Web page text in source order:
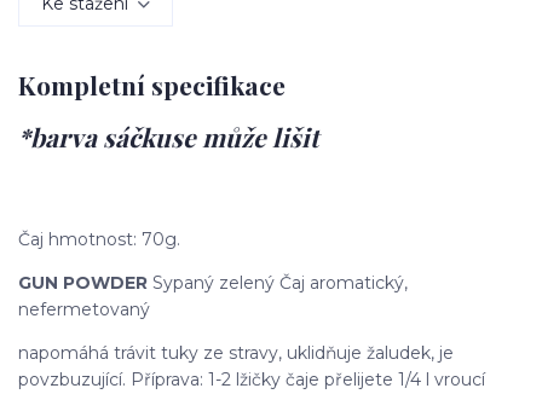
Kompletní specifikace
*barva sáčkuse může lišit
Čaj hmotnost: 70g.
GUN POWDER Sypaný zelený Čaj aromatický,
nefermetovaný
napomáhá trávit tuky ze stravy, uklidňuje žaludek, je
povzbuzující. Příprava: 1-2 lžičky čaje přelijete 1/4 l vroucí